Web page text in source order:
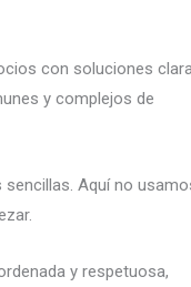
con soluciones
y complejos de
Aquí no
y respetuosa,